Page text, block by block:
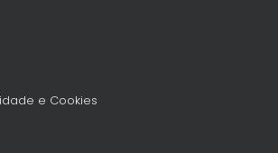
e Cookies